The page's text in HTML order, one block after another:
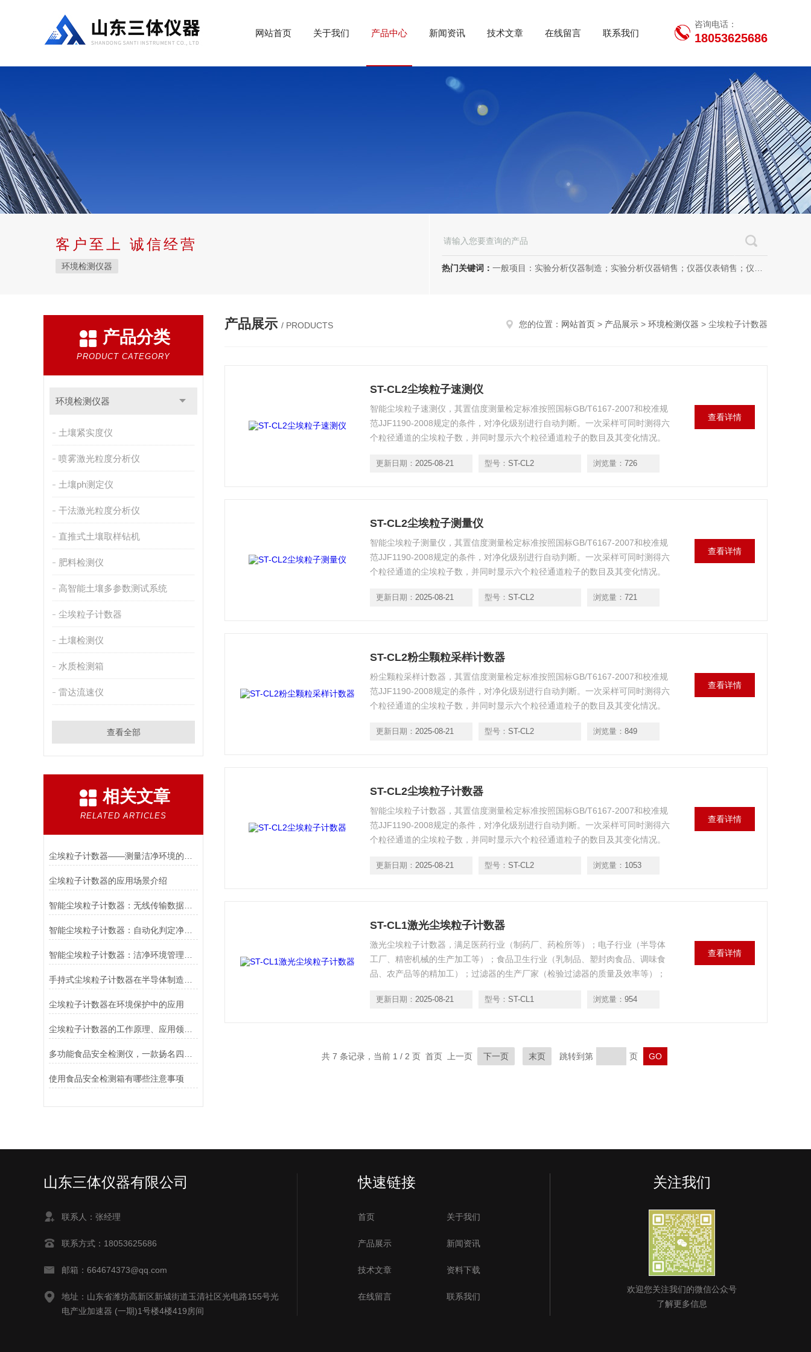
网站首页 关于我们 产品中心 新闻资讯 技术文章 在线留言 联系我们
咨询电话：
18053625686
客户至上 诚信经营
环境检测仪器 热门关键词： 一般项目：实验分析仪器制造；实验分析仪器销售；仪器仪表销售；仪器仪表制造；电子测量仪器销售；电子测量仪器制造；电子产品销售；环境保护专用设备制造；环境保护专用设备销售；办公设备销售；办公设备耗材制造；专用设备修理；信息安全设备制造；信息安全设备销售；物联网设备制造；通信设备制造；电子（气）物理设备及其他电子设备制造；技术服务、技术开发、技术咨询、技术交流、技术转让、技术推广；软件开发；光污染治理服务；工程管理服务；电子专用设备制造；教学用模型及教具制造；教学用模型及教具销售；金属材料销售；通讯设备销售；通讯设备修理；五金产品制造；五金产品批发；五金产品零售；五金产品研发；信息咨询服务（不含许可类信息咨询服务）；信息技术咨询服务；物联网设备销售（除依法须经批准的项目外，凭营业执照依法自主开展经营活动）许可项目：房屋建筑和市政基础设施项目工程总承包；互联网平台（依法须经批准的项目，经相关部门批准后方可开展经营活动，具体经营项目以审批结果为准）
产品分类
PRODUCT CATEGORY
环境检测仪器
土壤紧实度仪
喷雾激光粒度分析仪
土壤ph测定仪
干法激光粒度分析仪
直推式土壤取样钻机
肥料检测仪
高智能土壤多参数测试系统
尘埃粒子计数器
土壤检测仪
水质检测箱
雷达流速仪
查看全部
相关文章
RELATED ARTICLES
尘埃粒子计数器的应用场景介绍
智能尘埃粒子计数器：无线传输数据，精准分析洁净度
智能尘埃粒子计数器：自动化判定净化级别，提升空气质量监控效率
尘埃粒子计数器在环境保护中的应用
使用食品安全检测箱有哪些注意事项
产品展示 / PRODUCTS 您的位置： 网站首页 > 产品展示 > 环境检测仪器 > 尘埃粒子计数器
ST-CL2尘埃粒子速测仪
智能尘埃粒子速测仪，其置信度测量检定标准按照国标GB/T6167-2007和校准规
范JJF1190-2008规定的条件，对净化级别进行自动判断。一次采样可同时测得六
个粒径通道的尘埃粒子数，并同时显示六个粒径通道粒子的数目及其变化情况。
更新日期： 2025-08-21 型号： ST-CL2 浏览量： 726
查看详情
ST-CL2尘埃粒子测量仪
智能尘埃粒子测量仪，其置信度测量检定标准按照国标GB/T6167-2007和校准规
范JJF1190-2008规定的条件，对净化级别进行自动判断。一次采样可同时测得六
个粒径通道的尘埃粒子数，并同时显示六个粒径通道粒子的数目及其变化情况。
更新日期： 2025-08-21 型号： ST-CL2 浏览量： 721
查看详情
ST-CL2粉尘颗粒采样计数器
粉尘颗粒采样计数器，其置信度测量检定标准按照国标GB/T6167-2007和校准规
范JJF1190-2008规定的条件，对净化级别进行自动判断。一次采样可同时测得六
个粒径通道的尘埃粒子数，并同时显示六个粒径通道粒子的数目及其变化情况。
更新日期： 2025-08-21 型号： ST-CL2 浏览量： 849
查看详情
ST-CL2尘埃粒子计数器
智能尘埃粒子计数器，其置信度测量检定标准按照国标GB/T6167-2007和校准规
范JJF1190-2008规定的条件，对净化级别进行自动判断。一次采样可同时测得六
个粒径通道的尘埃粒子数，并同时显示六个粒径通道粒子的数目及其变化情况。
更新日期： 2025-08-21 型号： ST-CL2 浏览量： 1053
查看详情
ST-CL1激光尘埃粒子计数器
激光尘埃粒子计数器，满足医药行业（制药厂、药检所等）；电子行业（半导体
工厂、精密机械的生产加工等）；食品卫生行业（乳制品、塑封肉食品、调味食
品、农产品等的精加工）；过滤器的生产厂家（检验过滤器的质量及效率等）；
更新日期： 2025-08-21 型号： ST-CL1 浏览量： 954
查看详情
共 7 条记录，当前 1 / 2 页 首页 上一页 下一页 末页 跳转到第 页
山东三体仪器有限公司
联系人：张经理
联系方式：18053625686
邮箱：664674373@qq.com
地址：山东省潍坊高新区新城街道玉清社区光电路155号光
电产业加速器 (一期)1号楼4楼419房间
快速链接
首页 关于我们
产品展示 新闻资讯
技术文章 资料下载
在线留言 联系我们
关注我们
欢迎您关注我们的微信公众号
了解更多信息